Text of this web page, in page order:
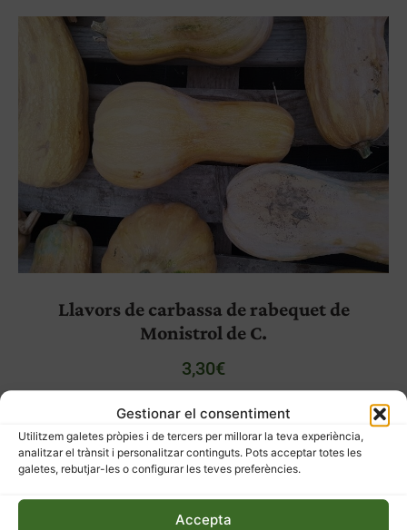
Gestionar el consentiment
Utilitzem galetes pròpies i de tercers per millorar la teva experiència,
analitzar el trànsit i personalitzar continguts. Pots acceptar totes les
galetes, rebutjar-les o configurar les teves preferències.
Accepta
Llavors de carbassa de rabequet de
Monistrol de C.
3,30€